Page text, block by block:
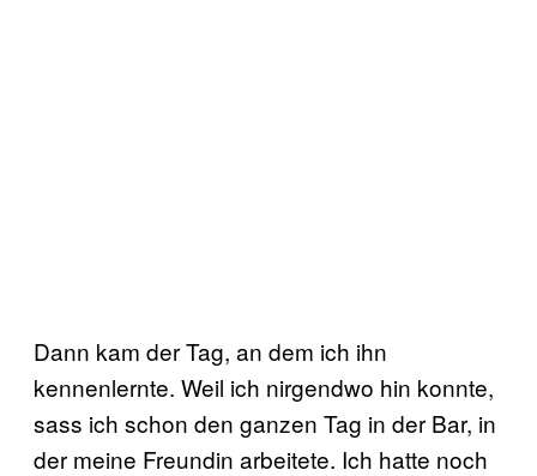
Dann kam der Tag, an dem ich ihn
kennenlernte. Weil ich nirgendwo hin konnte,
sass ich schon den ganzen Tag in der Bar, in
der meine Freundin arbeitete. Ich hatte noch